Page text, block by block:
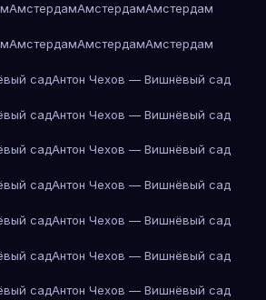
АмстердамАмстердамАмстердам
АмстердамАмстердамАмстердам
садАнтон Чехов — Вишнёвый сад
садАнтон Чехов — Вишнёвый сад
садАнтон Чехов — Вишнёвый сад
садАнтон Чехов — Вишнёвый сад
садАнтон Чехов — Вишнёвый сад
садАнтон Чехов — Вишнёвый сад
садАнтон Чехов — Вишнёвый сад